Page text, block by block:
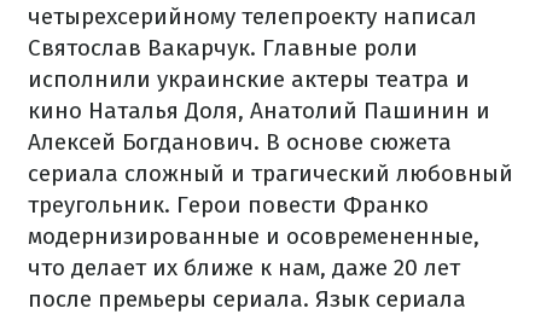
четырехсерийному телепроекту написал
Святослав Вакарчук. Главные роли
исполнили украинские актеры театра и
кино Наталья Доля, Анатолий Пашинин и
Алексей Богданович. В основе сюжета
сериала сложный и трагический любовный
треугольник. Герои повести Франко
модернизированные и осовремененные,
что делает их ближе к нам, даже 20 лет
после премьеры сериала. Язык сериала